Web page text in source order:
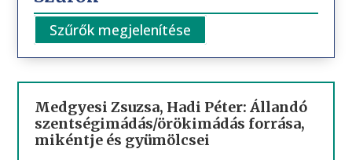
Medgyesi Zsuzsa, Hadi Péter: Állandó
szentségimádás/örökimádás forrása,
mikéntje és gyümölcsei
Szűrők megjelenítése